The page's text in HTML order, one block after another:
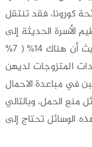
كورونا، فقد تنتقل
الأسرة الحديثة إلى
دائرة الحاجة غير الملباة لتنظيم الاسرة، حيث أن هناك 14% ( 7%
المتزوجات لديهن
في مباعدة الاحمال
منع الحمل، وبالتالي
الوسائل تحتاج إلى